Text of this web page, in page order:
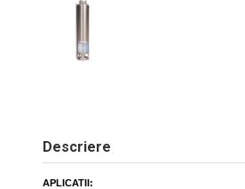
Descriere
APLICATII: